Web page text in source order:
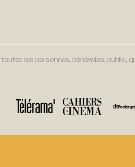
les personnes, bénévoles, public,